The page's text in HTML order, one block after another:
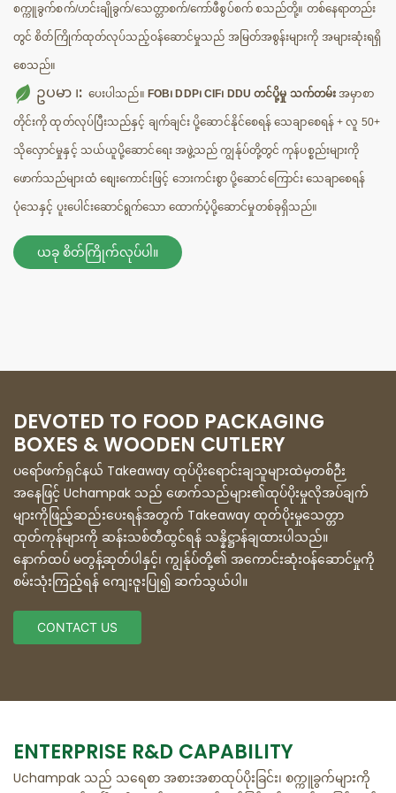
စက္ကူခွက်စက်/ဟင်းချိုခွက်/သေတ္တာစက်/ကော်ဖီစွပ်စက် စသည်တို့။ တစ်နေရာတည်း
တွင် စိတ်ကြိုက်ထုတ်လုပ်သည့်ဝန်ဆောင်မှုသည် အမြတ်အစွန်းများကို အများဆုံးရရှိ
စေသည်။
ဥပမာ ၊: ပေးပါသည်။ FOB၊ DDP၊ CIF၊ DDU တင်ပို့မှု သက်တမ်းအမှာစာ
တိုင်းကို ထုတ်လုပ်ပြီးသည်နှင့် ချက်ချင်း ပို့ဆောင်နိုင်စေရန် သေချာစေရန် + လူ 50+
သိုလှောင်မှုနှင့် သယ်ယူပို့ဆောင်ရေး အဖွဲ့သည် ကျွန်ုပ်တို့တွင် ကုန်ပစ္စည်းများကို
ဖောက်သည်များထံ စျေးကောင်းဖြင့် ဘေးကင်းစွာ ပို့ဆောင်ကြောင်း သေချာစေရန်
ပုံသေနှင့် ပူးပေါင်းဆောင်ရွက်သော ထောက်ပံ့ပို့ဆောင်မှုတစ်ခုရှိသည်။
ယခု စိတ်ကြိုက်လုပ်ပါ။
DEVOTED TO FOOD PACKAGING
BOXES & WOODEN CUTLERY
ပရော်ဖက်ရှင်နယ် Takeaway ထုပ်ပိုးရောင်းချသူများထဲမှတစ်ဉီး
အနေဖြင့် Uchampak သည် ဖောက်သည်များ၏ထုပ်ပိုးမှုလိုအပ်ချက်
များကိုဖြည့်ဆည်းပေးရန်အတွက် Takeaway ထုတ်ပိုးမှုသေတ္တာ
ထုတ်ကုန်များကို ဆန်းသစ်တီထွင်ရန် သန္နိဋ္ဌာန်ချထားပါသည်။
နောက်ထပ် မတွန့်ဆုတ်ပါနှင့်၊ ကျွန်ုပ်တို့၏ အကောင်းဆုံးဝန်ဆောင်မှုကို
စမ်းသုံးကြည့်ရန် ကျေးဇူးပြု၍ ဆက်သွယ်ပါ။
CONTACT US
ENTERPRISE R&D CAPABILITY
Uchampak သည် သရေစာ အစားအစာထုပ်ပိုးခြင်း၊ စက္ကူခွက်များကို